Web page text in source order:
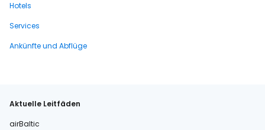
Hotels
Services
Ankünfte und Abflüge
Aktuelle Leitfäden
airBaltic